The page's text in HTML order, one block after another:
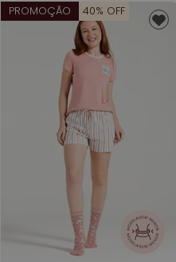
PROMOÇÃO 40% OFF